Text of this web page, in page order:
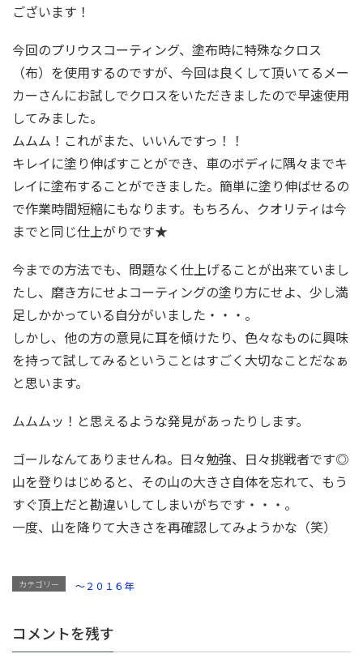
ございます！
今回のプリウスコーティング、塗布時に特殊なクロス
（布）を使用するのですが、今回は良くして頂いてるメー
カーさんにお試しでクロスをいただきましたので早速使用
してみました。
ムムム！これがまた、いいんですっ！！
キレイに塗り伸ばすことができ、車のボディに隅々までキ
レイに塗布することができました。簡単に塗り伸ばせるの
で作業時間短縮にもなります。もちろん、クオリティは今
までと同じ仕上がりです★
今までの方法でも、問題なく仕上げることが出来ていまし
たし、磨き方にせよコーティングの塗り方にせよ、少し満
足しかかっている自分がいました・・・。
しかし、他の方の意見に耳を傾けたり、色々なものに興味
を持って試してみるということはすごく大切なことだなぁ
と思います。
ムムムッ！と思えるような発見があったりします。
ゴールなんてありませんね。日々勉強、日々挑戦者です◎
山を登りはじめると、その山の大きさ自体を忘れて、もう
すぐ頂上だと勘違いしてしまいがちです・・・。
一度、山を降りて大きさを再確認してみようかな（笑）
カテゴリー ～２０１６年
コメントを残す